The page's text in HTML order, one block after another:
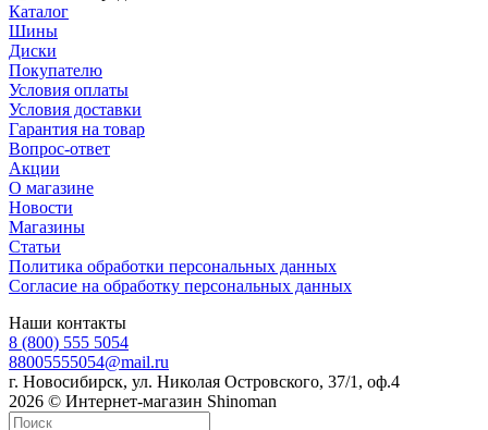
Каталог
Шины
Диски
Покупателю
Условия оплаты
Условия доставки
Гарантия на товар
Вопрос-ответ
Акции
О магазине
Новости
Магазины
Статьи
Политика обработки персональных данных
Согласие на обработку персональных данных
Наши контакты
8 (800) 555 5054
88005555054@mail.ru
г. Новосибирск, ул. Николая Островского, 37/1, оф.4
2026 © Интернет-магазин Shinoman